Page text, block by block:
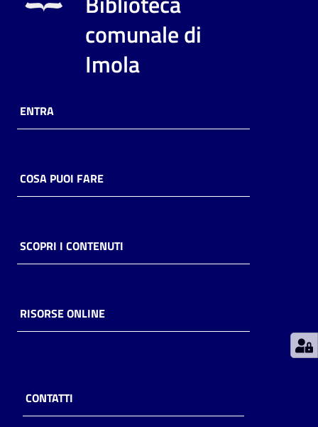
Casa
Piani
Archivio
storico
Patto
comunale di
Imola
ENTRA
COSA PUOI FARE
SCOPRI I CONTENUTI
RISORSE ONLINE
CONTATTI